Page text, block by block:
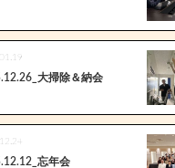
大掃除＆納会
忘年会